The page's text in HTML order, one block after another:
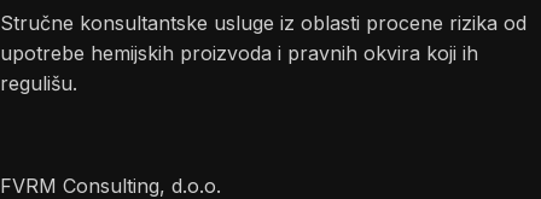
Stručne konsultantske usluge iz oblasti procene rizika od
upotrebe hemijskih proizvoda i pravnih okvira koji ih
regulišu.
FVRM Consulting, d.o.o.